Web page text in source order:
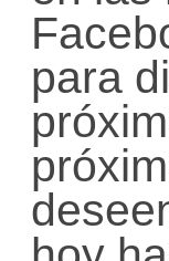
para